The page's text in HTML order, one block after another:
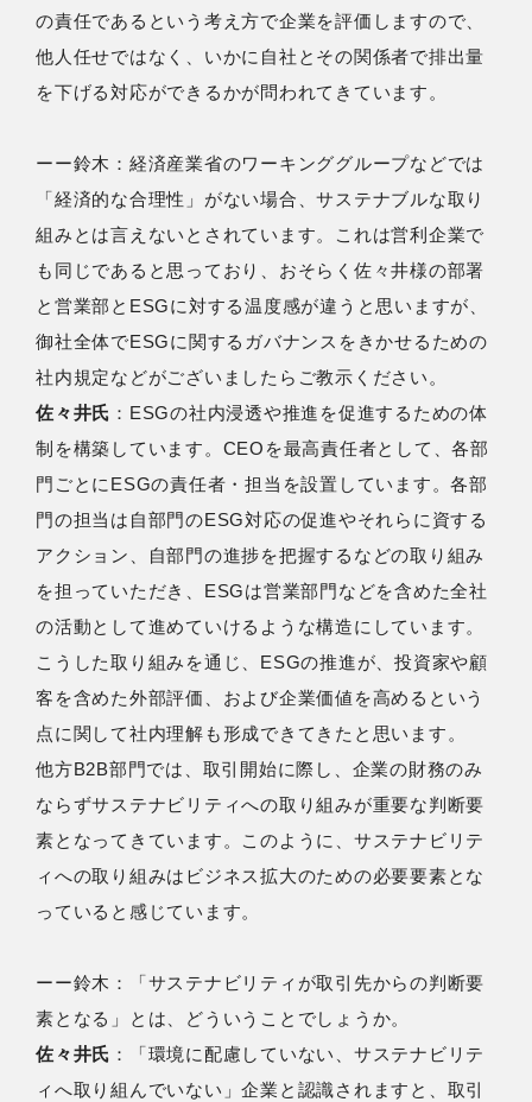
の責任であるという考え方で企業を評価しますので、
他人任せではなく、いかに自社とその関係者で排出量
を下げる対応ができるかが問われてきています。
ーー鈴木：経済産業省のワーキンググループなどでは
「経済的な合理性」がない場合、サステナブルな取り
組みとは言えないとされています。これは営利企業で
も同じであると思っており、おそらく佐々井様の部署
と営業部とESGに対する温度感が違うと思いますが、
御社全体でESGに関するガバナンスをきかせるための
社内規定などがございましたらご教示ください。
佐々井氏 ：ESGの社内浸透や推進を促進するための体
制を構築しています。CEOを最高責任者として、各部
門ごとにESGの責任者・担当を設置しています。各部
門の担当は自部門のESG対応の促進やそれらに資する
アクション、自部門の進捗を把握するなどの取り組み
を担っていただき、ESGは営業部門などを含めた全社
の活動として進めていけるような構造にしています。
こうした取り組みを通じ、ESGの推進が、投資家や顧
客を含めた外部評価、および企業価値を高めるという
点に関して社内理解も形成できてきたと思います。
他方B2B部門では、取引開始に際し、企業の財務のみ
ならずサステナビリティへの取り組みが重要な判断要
素となってきています。このように、サステナビリテ
ィへの取り組みはビジネス拡大のための必要要素とな
っていると感じています。
ーー鈴⽊：「サステナビリティが取引先からの判断要
素となる」とは、どういうことでしょうか。
佐々井氏 ：「環境に配慮していない、サステナビリテ
ィへ取り組んでいない」企業と認識されますと、取引